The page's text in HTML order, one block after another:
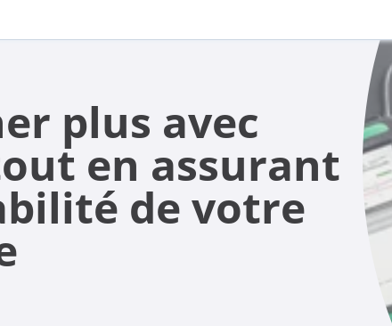
plus avec
en assurant
de votre